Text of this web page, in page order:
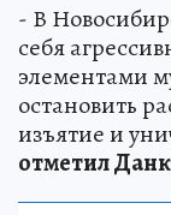
- В
себя
элементами
остановить
изъятие и
отметил